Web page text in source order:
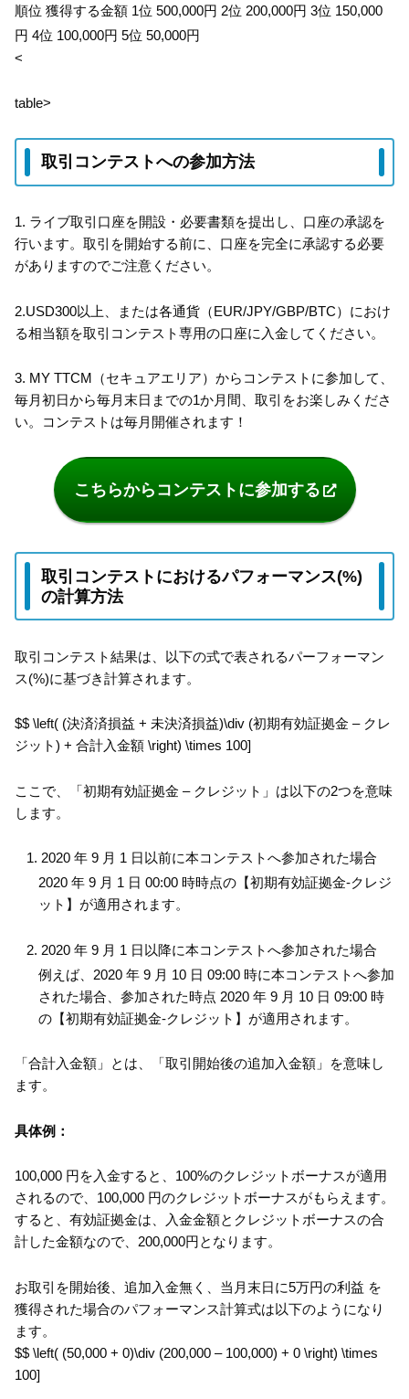
順位 獲得する金額 1位 500,000円 2位 200,000円 3位 150,000
円 4位 100,000円 5位 50,000円
<
table>
取引コンテストへの参加方法
1. ライブ取引口座を開設・必要書類を提出し、口座の承認を
行います。取引を開始する前に、口座を完全に承認する必要
がありますのでご注意ください。
2.USD300以上、または各通貨（EUR/JPY/GBP/BTC）におけ
る相当額を取引コンテスト専用の口座に入金してください。
3. MY TTCM（セキュアエリア）からコンテストに参加して、
毎月初日から毎月末日までの1か月間、取引をお楽しみくださ
い。コンテストは毎月開催されます！
こちらからコンテストに参加する
取引コンテストにおけるパフォーマンス(%)
の計算方法
取引コンテスト結果は、以下の式で表されるパーフォーマン
ス(%)に基づき計算されます。
$$ \left( (決済済損益 + 未決済損益)\div (初期有効証拠金 – クレ
ジット) + 合計入金額 \right) \times 100]
ここで、「初期有効証拠金 – クレジット」は以下の2つを意味
します。
2020 年 9 月 1 日以前に本コンテストへ参加された場合
2020 年 9 月 1 日 00:00 時時点の【初期有効証拠金-クレジ
ット】が適用されます。
2020 年 9 月 1 日以降に本コンテストへ参加された場合
例えば、2020 年 9 月 10 日 09:00 時に本コンテストへ参加
された場合、参加された時点 2020 年 9 月 10 日 09:00 時
の【初期有効証拠金-クレジット】が適用されます。
「合計入金額」とは、「取引開始後の追加入金額」を意味し
ます。
具体例：
100,000 円を入金すると、100%のクレジットボーナスが適用
されるので、100,000 円のクレジットボーナスがもらえます。
すると、有効証拠金は、入金金額とクレジットボーナスの合
計した金額なので、200,000円となります。
お取引を開始後、追加入金無く、当月末日に5万円の利益 を
獲得された場合のパフォーマンス計算式は以下のようになり
ます。
$$ \left( (50,000 + 0)\div (200,000 – 100,000) + 0 \right) \times
100]